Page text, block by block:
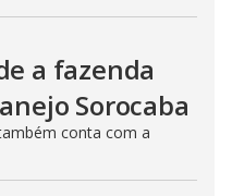
a fazenda
Sorocaba
conta com a